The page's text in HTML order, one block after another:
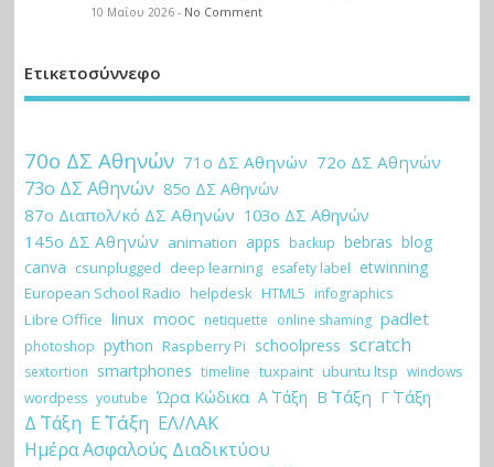
10 Μαΐου 2026- No Comment
Ετικετοσύννεφο
70ο ΔΣ Αθηνών 71ο ΔΣ Αθηνών 72ο ΔΣ Αθηνών
73ο ΔΣ Αθηνών 85ο ΔΣ Αθηνών
87ο Διαπολ/κό ΔΣ Αθηνών 103ο ΔΣ Αθηνών
145ο ΔΣ Αθηνών animation apps backup bebras blog
canva csunplugged deep learning esafety label etwinning
European School Radio helpdesk HTML5 infographics
Libre Office linux mooc netiquette online shaming padlet
photoshop python Raspberry Pi schoolpress scratch
sextortion smartphones timeline tuxpaint ubuntu ltsp windows
wordpess youtube Ώρα Κώδικα Α΄ Τάξη Β΄ Τάξη Γ΄ Τάξη
Δ΄ Τάξη Ε΄ Τάξη ΕΛ/ΛΑΚ
Ημέρα Ασφαλούς Διαδικτύου